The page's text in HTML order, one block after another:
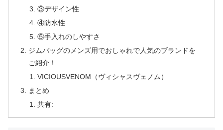
③デザイン性
④防水性
⑤手入れのしやすさ
ジムバッグのメンズ用でおしゃれで人気のブランドを
ご紹介！
VICIOUSVENOM（ヴィシャスヴェノム）
まとめ
共有: